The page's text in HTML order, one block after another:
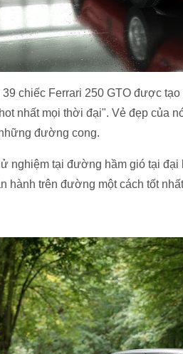
chiếc Ferrari 250 GTO được
nhất mọi thời đại". Vẻ đẹp của
đường cong.
nghiệm tại đường hầm gió tại đại
hành trên đường một cách tốt